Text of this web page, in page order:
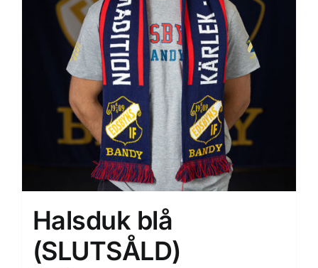
Halsduk blå
(SLUTSÅLD)